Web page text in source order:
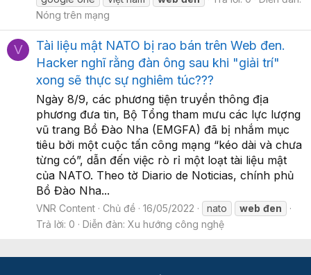
Nóng trên mạng
V
Tài liệu mật NATO bị rao bán trên Web đen.
Hacker nghĩ rằng đàn ông sau khi "giải trí"
xong sẽ thực sự nghiêm túc???
Ngày 8/9, các phương tiện truyền thông địa
phương đưa tin, Bộ Tổng tham mưu các lực lượng
vũ trang Bồ Đào Nha (EMGFA) đã bị nhắm mục
tiêu bởi một cuộc tấn công mạng “kéo dài và chưa
từng có”, dẫn đến việc rò rỉ một loạt tài liệu mật
của NATO. Theo tờ Diario de Noticias, chính phủ
Bồ Đào Nha...
VNR Content Chủ đề 16/05/2022 nato web đen
Trả lời: 0
Diễn đàn: Xu hướng công nghệ